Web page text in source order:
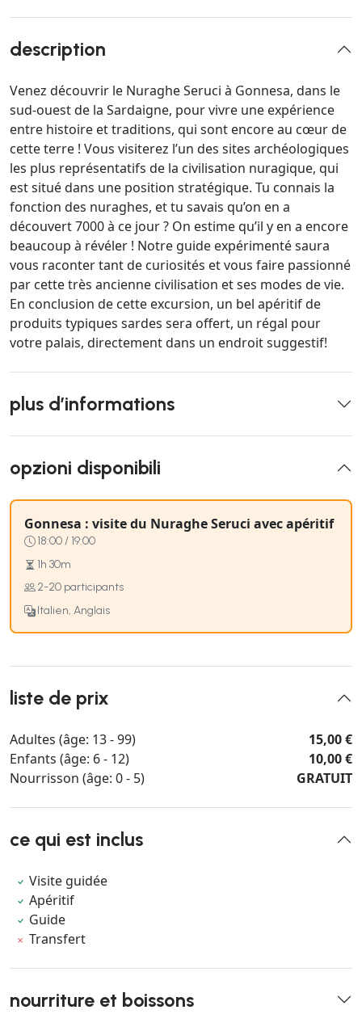
description
Venez découvrir le Nuraghe Seruci à Gonnesa, dans le
sud-ouest de la Sardaigne, pour vivre une expérience
entre histoire et traditions, qui sont encore au cœur de
cette terre ! Vous visiterez l’un des sites archéologiques
les plus représentatifs de la civilisation nuragique, qui
est situé dans une position stratégique. Tu connais la
fonction des nuraghes, et tu savais qu’on en a
découvert 7000 à ce jour ? On estime qu’il y en a encore
beaucoup à révéler ! Notre guide expérimenté saura
vous raconter tant de curiosités et vous faire passionné
par cette très ancienne civilisation et ses modes de vie.
En conclusion de cette excursion, un bel apéritif de
produits typiques sardes sera offert, un régal pour
votre palais, directement dans un endroit suggestif!
plus d’informations
opzioni disponibili
Gonnesa : visite du Nuraghe Seruci avec apéritif
18:00 / 19:00
1h 30m
2-20 participants
Italien, Anglais
liste de prix
Adultes (âge: 13 - 99)
15,00 €
Enfants (âge: 6 - 12)
10,00 €
Nourrisson (âge: 0 - 5)
GRATUIT
ce qui est inclus
Visite guidée
Apéritif
Guide
Transfert
nourriture et boissons